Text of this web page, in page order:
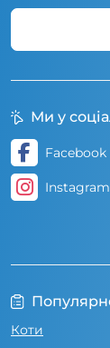
Коти
Ми у
Facebook
Instagram